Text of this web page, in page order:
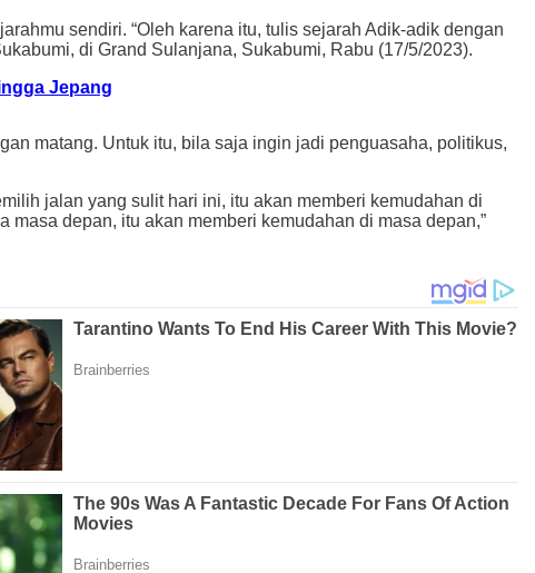
sendiri. “Oleh karena itu, tulis sejarah Adik-adik dengan
di Grand Sulanjana, Sukabumi, Rabu (17/5/2023).
Jepang
matang. Untuk itu, bila saja ingin jadi penguasaha, politikus,
jalan yang sulit hari ini, itu akan memberi kemudahan di
depan, itu akan memberi kemudahan di masa depan,”